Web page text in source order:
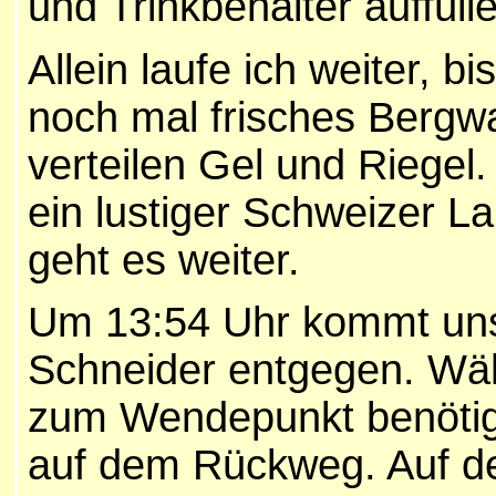
Allein laufe ich weiter,
noch mal frisches
verteilen Gel und
ein lustiger Schweizer
geht es weiter.
Um 13:54 Uhr kommt
Schneider entgegen.
zum Wendepunkt
auf dem Rückweg. Auf